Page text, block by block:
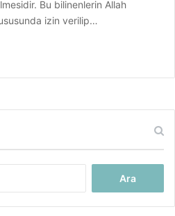
Bu bilinenlerin Allah
izin verilip…